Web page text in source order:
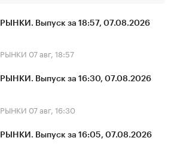
РЫНКИ. Выпуск за 18:57, 07.08.2026
РЫНКИ 07 авг, 18:57
РЫНКИ. Выпуск за 16:30, 07.08.2026
РЫНКИ 07 авг, 16:30
РЫНКИ. Выпуск за 16:05, 07.08.2026